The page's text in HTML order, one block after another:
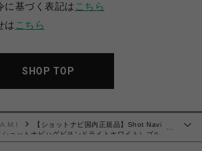
に基づく表記は こちら
は こちら
SHOP TOP
…
A.M.I
【ショットナビ国内正規品】Shot Navi
ットナビハグビヨンドライトホワイト）ゴル